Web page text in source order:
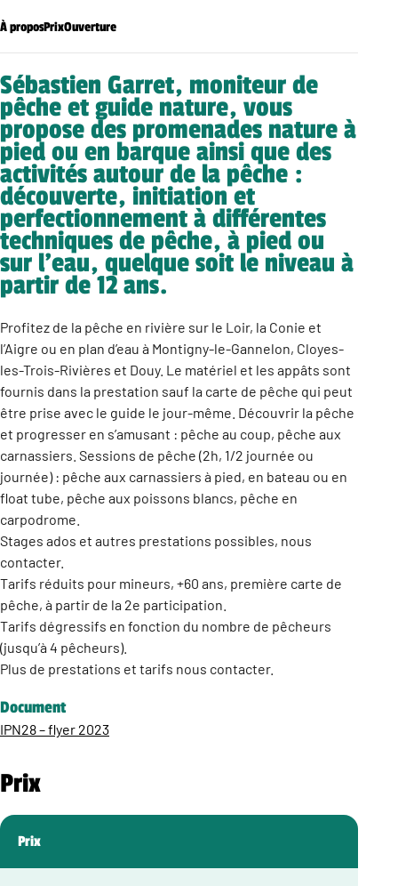
À proposPrixOuverture
Sébastien Garret, moniteur de
pêche et guide nature, vous
propose des promenades nature à
pied ou en barque ainsi que des
activités autour de la pêche :
découverte, initiation et
perfectionnement à différentes
techniques de pêche, à pied ou
sur l’eau, quelque soit le niveau à
partir de 12 ans.
Profitez de la pêche en rivière sur le Loir, la Conie et
l’Aigre ou en plan d’eau à Montigny-le-Gannelon, Cloyes-
les-Trois-Rivières et Douy. Le matériel et les appâts sont
fournis dans la prestation sauf la carte de pêche qui peut
être prise avec le guide le jour-même. Découvrir la pêche
et progresser en s’amusant : pêche au coup, pêche aux
carnassiers. Sessions de pêche (2h, 1/2 journée ou
journée) : pêche aux carnassiers à pied, en bateau ou en
float tube, pêche aux poissons blancs, pêche en
carpodrome.
Stages ados et autres prestations possibles, nous
contacter.
Tarifs réduits pour mineurs, +60 ans, première carte de
pêche, à partir de la 2e participation.
Tarifs dégressifs en fonction du nombre de pêcheurs
(jusqu’à 4 pêcheurs).
Plus de prestations et tarifs nous contacter.
Document
IPN28 – flyer 2023
Prix
Prix